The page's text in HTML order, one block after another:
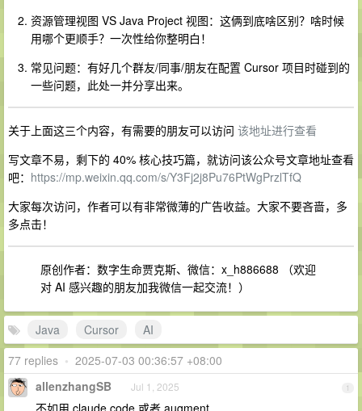
资源管理视图 VS Java Project 视图：这俩到底啥区别？啥时候
用哪个更顺手？一次性给你整明白！
常见问题：有好几个群友/同事/朋友在配置 Cursor 项目时碰到的
一些问题，此处一并分享出来。
关于上面这三个内容，有需要的朋友可以访问 该地址进行查看
写文章不易，剩下的 40% 核心技巧篇，就访问该公众号文章地址查看
吧： https://mp.weixin.qq.com/s/Y3Fj2j8Pu76PtWgPrzlTfQ
大家每次访问，作者可以有非常微薄的广告收益。大家不要吝啬，多
多点击！
原创作者：数字生命贾克斯、微信：x_h886688 （欢迎
对 AI 感兴趣的朋友加我微信一起交流！）
Java Cursor
AI
77 replies • 2025-07-03 00:36:57 +08:00
1
allenzhangSB Jul 1, 2025
不如用 claude code 或者 augment